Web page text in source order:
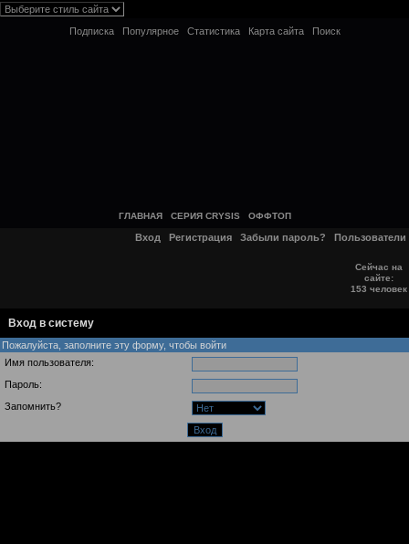
Подписка Популярное Статистика Карта сайта Поиск
ГЛАВНАЯ СЕРИЯ CRYSIS ОФФТОП
Вход Регистрация Забыли пароль? Пользователи
Сейчас на
сайте:
153 человек
Вход в систему
Пожалуйста, заполните эту форму, чтобы войти
Имя пользователя:
Пароль:
Запомнить?